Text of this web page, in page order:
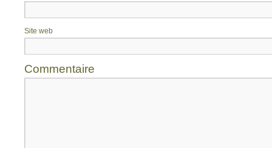
Site web
Commentaire